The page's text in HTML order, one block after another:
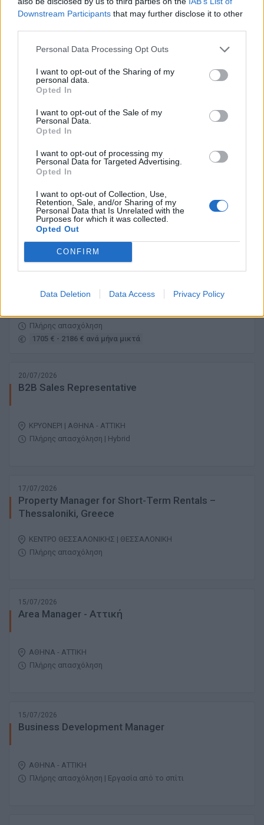
Downstream Participants that may further disclose it to other
Personal Data Processing Opt Outs
I want to opt-out of the Sharing of my
personal data.
Opted In
I want to opt-out of the Sale of my
Personal Data.
Opted In
I want to opt-out of processing my
Personal Data for Targeted Advertising.
Opted In
I want to opt-out of Collection, Use,
Retention, Sale, and/or Sharing of my
Personal Data that Is Unrelated with the
Purposes for which it was collected.
Opted Out
CONFIRM
Data Deletion Data Access Privacy Policy
Διοικητικό Στέλεχος
ΠΕΡΑΙΑ | ΘΕΣΣΑΛΟΝΙΚΗ
20/07/2026
Store Operations Director | Super Markets & Cash
& Carry Leadership Opportunity
ΧΕΡΣΟΝΗΣΟΣ | ΗΡΑΚΛΕΙΟ
Πλήρης απασχόληση
20/07/2026
Replenishment Manager
Πλήρης απασχόληση
1705 € - 2186 € ανά μήνα μικτά
20/07/2026
B2B Sales Representative
ΚΡΥΟΝΕΡΙ | ΑΘΗΝΑ - ΑΤΤΙΚΗ
Πλήρης απασχόληση | Hybrid
17/07/2026
Property Manager for Short-Term Rentals –
Thessaloniki, Greece
ΚΕΝΤΡΟ ΘΕΣΣΑΛΟΝΙΚΗΣ | ΘΕΣΣΑΛΟΝΙΚΗ
Πλήρης απασχόληση
15/07/2026
Area Manager - Αττική
ΑΘΗΝΑ - ΑΤΤΙΚΗ
Πλήρης απασχόληση
15/07/2026
Business Development Manager
ΑΘΗΝΑ - ΑΤΤΙΚΗ
Πλήρης απασχόληση | Εργασία από το σπίτι